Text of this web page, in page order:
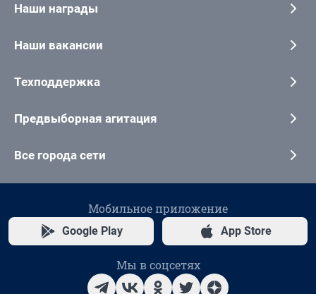
Наши награды
Наши вакансии
Техподдержка
Предвыборная агитация
Все города сети
Мобильное приложение
Google Play App Store
Мы в соцсетях